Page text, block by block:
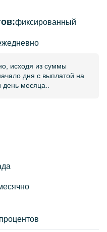
фиксированный
исходя из суммы
дня с выплатой на
месяца..